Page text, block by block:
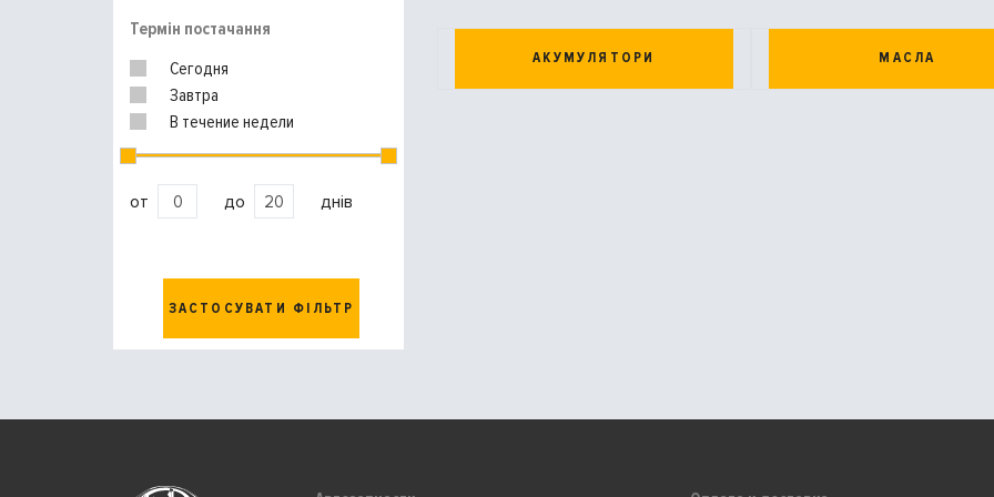
Термін постачання
Сегодня
Завтра
В течение недели
от до днів
ЗАСТОСУВАТИ ФІЛЬТР
АКУМУЛЯТОРИ МАСЛА